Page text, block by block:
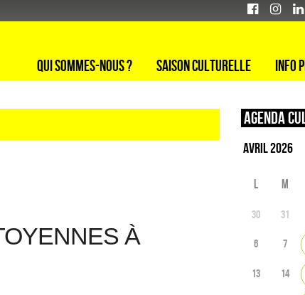
Qui sommes-nous ? Saison culturelle Info
À
Agenda
L M
30 31
6 7
13 14